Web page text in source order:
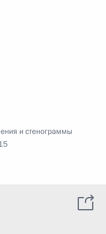
и стенограммы